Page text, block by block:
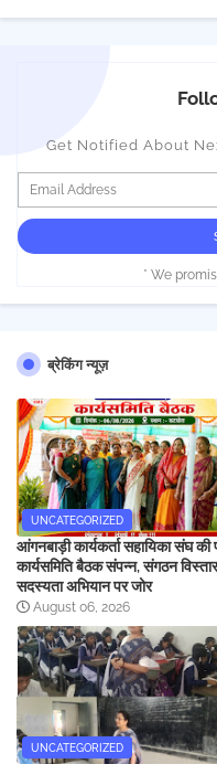
Get Notified About
* We
ब्रेकिंग न्यूज़
UNCATEGORIZED
आंगनबाड़ी कार्यकर्ता सहायिका संघ की
कार्यसमिति बैठक संपन्न, संगठन
सदस्यता अभियान पर जोर
August 06, 2026
UNCATEGORIZED